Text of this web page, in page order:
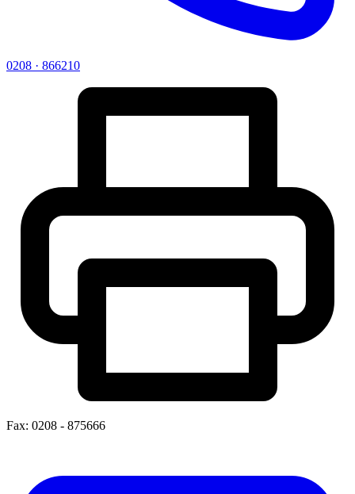
0208 · 866210
Fax: 0208 - 875666